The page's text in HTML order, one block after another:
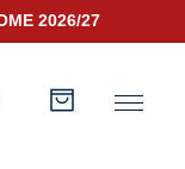
2026/27